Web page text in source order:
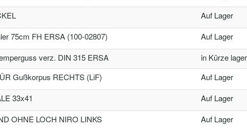
Auf Lager
75cm FH ERSA (100-02807) Auf Lager
verz. DIN 315 ERSA in Kürze
Gußkorpus RECHTS (LiF) Auf Lager
33x41 Auf Lager
OHNE LOCH NIRO LINKS Auf Lager